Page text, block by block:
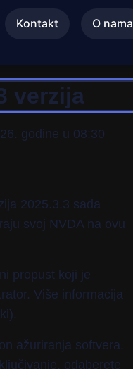
Kontakt O nama
verzija
godine u 08:30
2025.3.3 sada
svoj NVDA na ovu
propust koji je
Više informacija
ažuriranja softvera.
odaberete